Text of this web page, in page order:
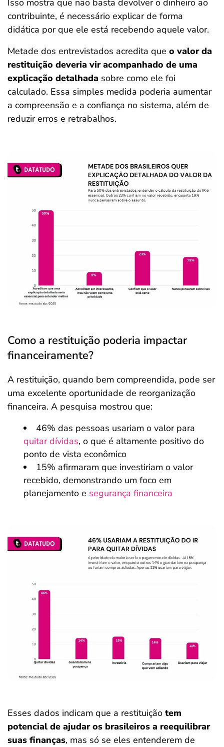
Isso mostra que não basta devolver o dinheiro ao
contribuinte, é necessário explicar de forma
didática por que ele está recebendo aquele valor.
Metade dos entrevistados acredita que o valor da
restituição deveria vir acompanhado de uma
explicação detalhada sobre como ele foi
calculado. Essa simples medida poderia aumentar
a compreensão e a confiança no sistema, além de
reduzir erros e retrabalhos.
Como a restituição poderia impactar
financeiramente?
A restituição, quando bem compreendida, pode ser
uma excelente oportunidade de reorganização
financeira. A pesquisa mostrou que:
46% das pessoas usariam o valor para
quitar dívidas, o que é altamente positivo do
ponto de vista econômico
15% afirmaram que investiriam o valor
recebido, demonstrando um foco em
planejamento e segurança financeira
Esses dados indicam que a restituição tem
potencial de ajudar os brasileiros a reequilibrar
suas finanças, mas só se eles entenderem de